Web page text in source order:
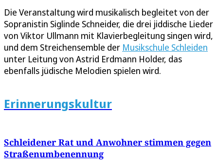
Die Veranstaltung wird musikalisch begleitet von der
Sopranistin Siglinde Schneider, die drei jiddische Lieder
von Viktor Ullmann mit Klavierbegleitung singen wird,
und dem Streichensemble der Musikschule Schleiden
unter Leitung von Astrid Erdmann Holder, das
ebenfalls jüdische Melodien spielen wird.
Erinnerungskultur
Schleidener Rat und Anwohner stimmen gegen
Straßenumbenennung